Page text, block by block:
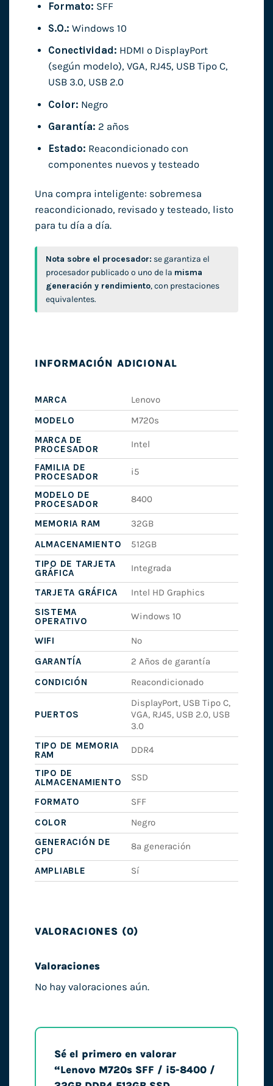
Formato: SFF
S.O.: Windows 10
Conectividad: HDMI o DisplayPort
(según modelo), VGA, RJ45, USB Tipo C,
USB 3.0, USB 2.0
Color: Negro
Garantía: 2 años
Estado: Reacondicionado con
componentes nuevos y testeado
Una compra inteligente: sobremesa
reacondicionado, revisado y testeado, listo
para tu día a día.
Nota sobre el procesador: se garantiza el
procesador publicado o uno de la misma
generación y rendimiento, con prestaciones
equivalentes.
INFORMACIÓN ADICIONAL
MARCA
Lenovo
MODELO
M720s
MARCA DE
PROCESADOR
Intel
FAMILIA DE
PROCESADOR
i5
MODELO DE
PROCESADOR
8400
MEMORIA RAM
32GB
ALMACENAMIENTO
512GB
TIPO DE TARJETA
GRÁFICA
Integrada
TARJETA GRÁFICA
Intel HD Graphics
SISTEMA
OPERATIVO
Windows 10
WIFI
No
GARANTÍA
2 Años de garantía
CONDICIÓN
Reacondicionado
PUERTOS
DisplayPort, USB Tipo C,
VGA, RJ45, USB 2.0, USB
3.0
TIPO DE MEMORIA
RAM
DDR4
TIPO DE
ALMACENAMIENTO
SSD
FORMATO
SFF
COLOR
Negro
GENERACIÓN DE
CPU
8ª generación
AMPLIABLE Sí
VALORACIONES (0)
Valoraciones
No hay valoraciones aún.
Sé el primero en valorar
“Lenovo M720s SFF / i5-8400 /